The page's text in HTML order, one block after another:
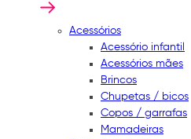
Acessórios
Acessório infantil
Acessórios mães
Brincos
Chupetas / bicos
Copos / garrafas
Mamadeiras